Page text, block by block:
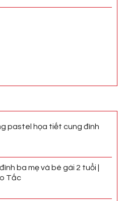
pastel họa tiết cung đình
ba mẹ và bé gái 2 tuổi |
Tấc